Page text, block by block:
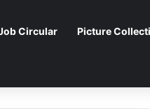
Circular Picture